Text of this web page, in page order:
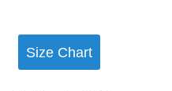
Size Chart